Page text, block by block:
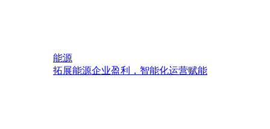
能源
拓展能源企业盈利，智能化运营赋能